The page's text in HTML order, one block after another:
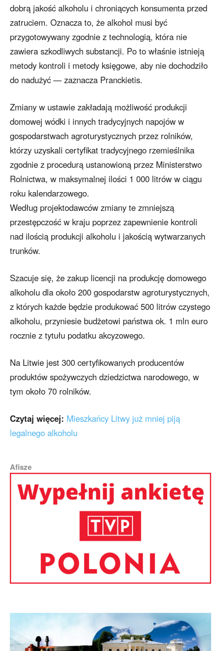
dobrą jakość alkoholu i chroniących konsumenta przed
zatruciem. Oznacza to, że alkohol musi być
przygotowywany zgodnie z technologią, która nie
zawiera szkodliwych substancji. Po to właśnie istnieją
metody kontroli i metody księgowe, aby nie dochodziło
do nadużyć — zaznacza Pranckietis.
Zmiany w ustawie zakładają możliwość produkcji
domowej wódki i innych tradycyjnych napojów w
gospodarstwach agroturystycznych przez rolników,
którzy uzyskali certyfikat tradycyjnego rzemieślnika
zgodnie z procedurą ustanowioną przez Ministerstwo
Rolnictwa, w maksymalnej ilości 1 000 litrów w ciągu
roku kalendarzowego.
Według projektodawców zmiany te zmniejszą
przestępczość w kraju poprzez zapewnienie kontroli
nad ilością produkcji alkoholu i jakością wytwarzanych
trunków.
Szacuje się, że zakup licencji na produkcję domowego
alkoholu dla około 200 gospodarstw agroturystycznych,
z których każde będzie produkować 500 litrów czystego
alkoholu, przyniesie budżetowi państwa ok. 1 mln euro
rocznie z tytułu podatku akcyzowego.
Na Litwie jest 300 certyfikowanych producentów
produktów spożywczych dziedzictwa narodowego, w
tym około 70 rolników.
Czytaj więcej: Mieszkańcy Litwy już mniej piją
legalnego alkoholu
Afisze